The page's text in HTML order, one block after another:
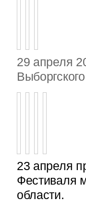
29 апреля
23 апреля
Фестиваля
области.